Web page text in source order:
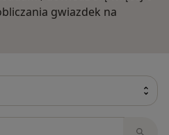
z diagnostyki w ramach
gwiazdek na